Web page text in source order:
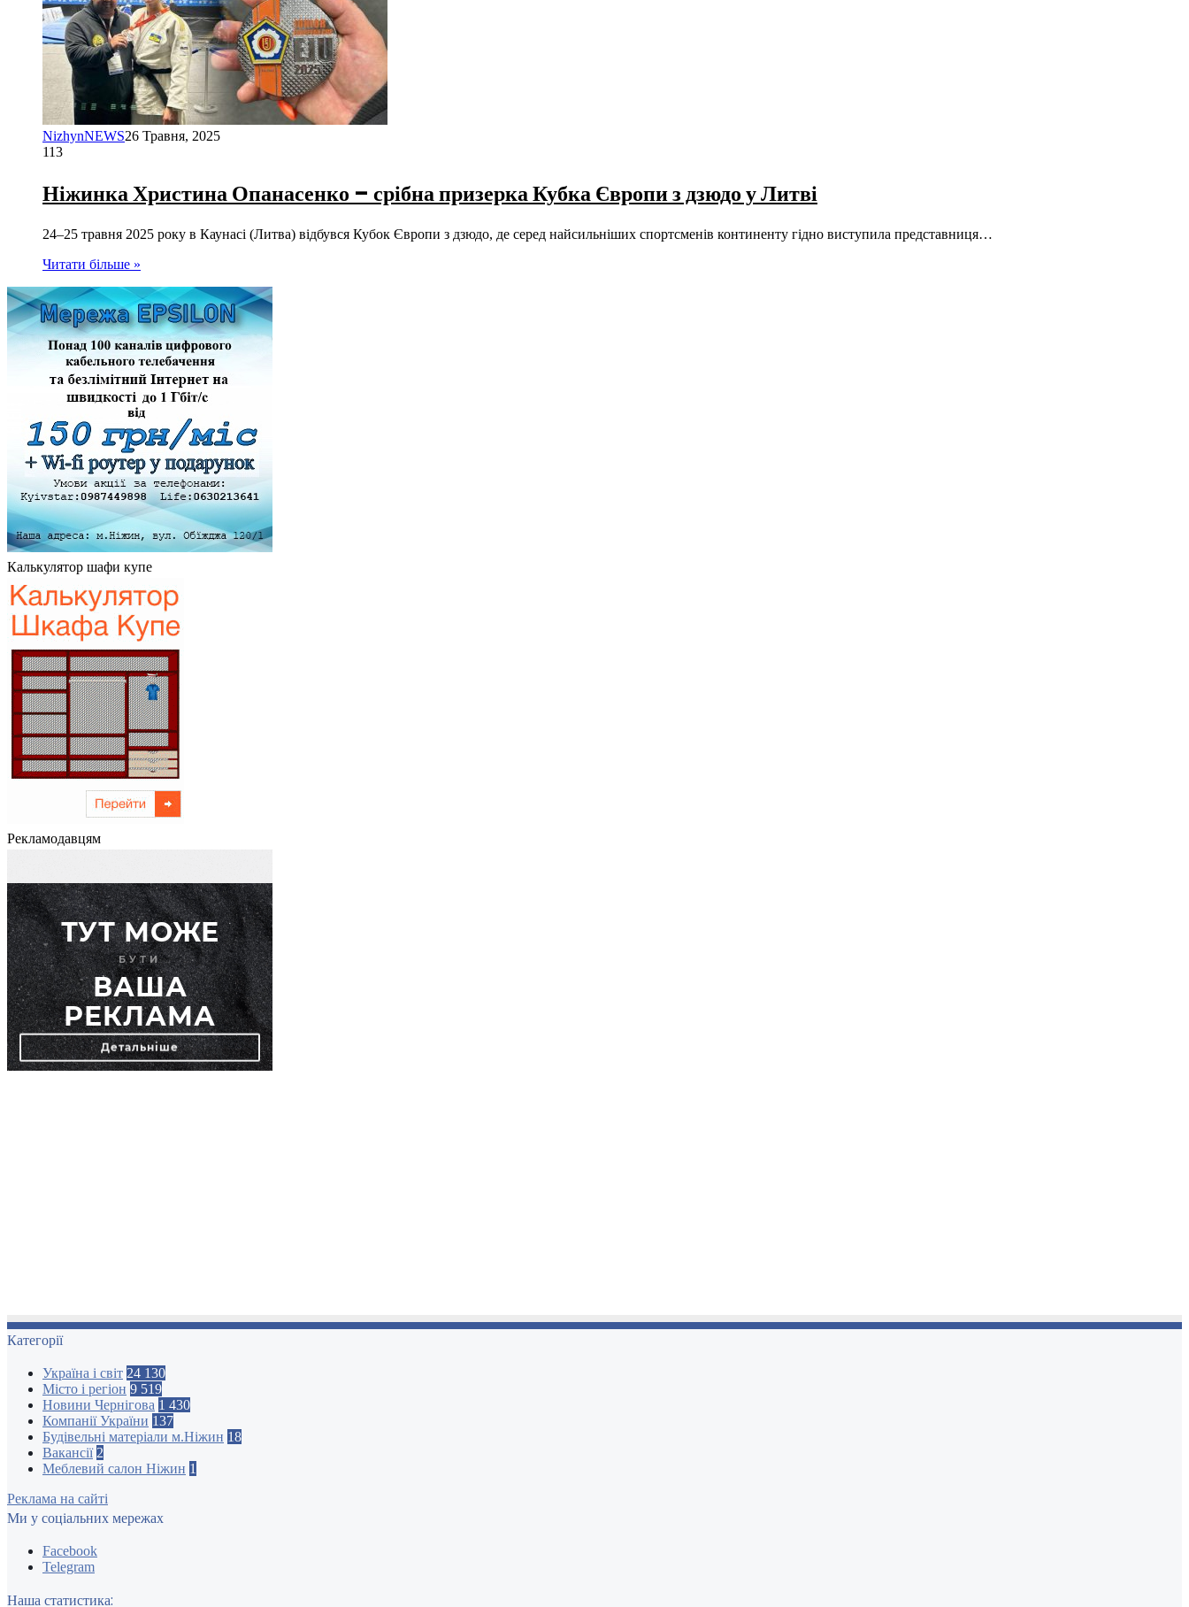
NizhynNEWS26 Травня, 2025
113
Ніжинка Христина Опанасенко – срібна призерка Кубка Європи з дзюдо у Литві
24–25 травня 2025 року в Каунасі (Литва) відбувся Кубок Європи з дзюдо, де серед найсильніших спортсменів континенту гідно виступила представниця…
Читати більше »
Калькулятор шафи купе
Рекламодавцям
Категорії
Україна і світ 24 130
Місто і регіон 9 519
Новини Чернігова 1 430
Компанії України 137
Будівельні матеріали м.Ніжин 18
Вакансії 2
Меблевий салон Ніжин 1
Реклама на сайті
Ми у соціальних мережах
Facebook
Telegram
Наша статистика: